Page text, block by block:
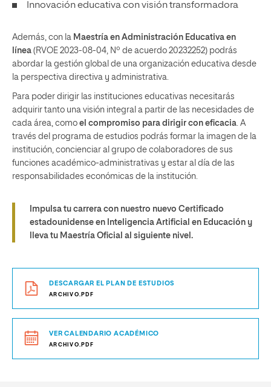
Innovación educativa con visión transformadora
Además, con la Maestría en Administración Educativa en
línea (RVOE 2023-08-04, Nº de acuerdo 20232252) podrás
abordar la gestión global de una organización educativa desde
la perspectiva directiva y administrativa.
Para poder dirigir las instituciones educativas necesitarás
adquirir tanto una visión integral a partir de las necesidades de
cada área, como el compromiso para dirigir con eficacia. A
través del programa de estudios podrás formar la imagen de la
institución, concienciar al grupo de colaboradores de sus
funciones académico-administrativas y estar al día de las
responsabilidades económicas de la institución.
Impulsa tu carrera con nuestro nuevo Certificado
estadounidense en Inteligencia Artificial en Educación y
lleva tu Maestría Oficial al siguiente nivel.
DESCARGAR EL PLAN DE ESTUDIOS
ARCHIVO.PDF
VER CALENDARIO ACADÉMICO
ARCHIVO.PDF